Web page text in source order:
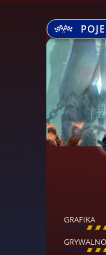
GRAFIKA
[ \ \ \ \
[ \ \ \ \